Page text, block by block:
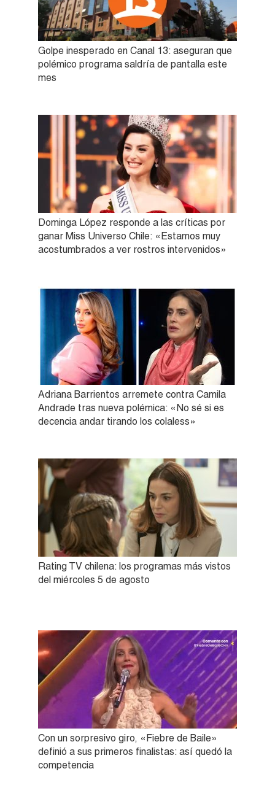
Golpe inesperado en Canal 13: aseguran que
polémico programa saldría de pantalla este
mes
Dominga López responde a las críticas por
ganar Miss Universo Chile: «Estamos muy
acostumbrados a ver rostros intervenidos»
Adriana Barrientos arremete contra Camila
Andrade tras nueva polémica: «No sé si es
decencia andar tirando los colaless»
Rating TV chilena: los programas más vistos
del miércoles 5 de agosto
Con un sorpresivo giro, «Fiebre de Baile»
definió a sus primeros finalistas: así quedó la
competencia